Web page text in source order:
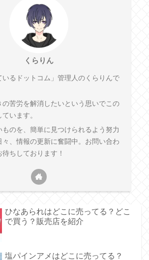
くらりん
いるドットコム」管理人のくらりんで
の苦労を解消したいという思いでこの
います。
ものを、簡単に見つけられるよう努力
々、情報の更新に奮闘中。お問い合わ
ちしております！
ひなあられはどこに売ってる？どこ
で買う？販売店を紹介
塩パインアメはどこに売ってる？